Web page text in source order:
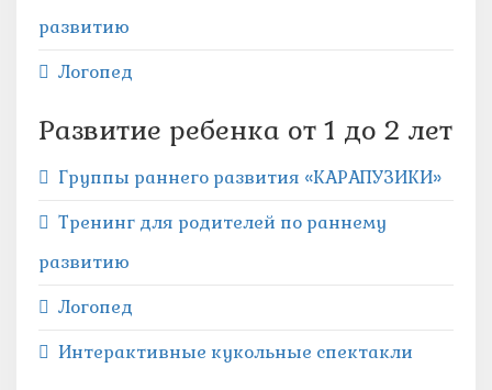
развитию
Логопед
Развитие ребенка от 1 до 2 лет
Группы раннего развития «КАРАПУЗИКИ»
Тренинг для родителей по раннему
развитию
Логопед
Интерактивные кукольные спектакли